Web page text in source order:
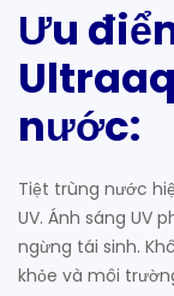
Ưu
nước:
Tiệt trùng nước
UV. Ánh sáng UV
ngừng tái sinh.
khỏe và môi